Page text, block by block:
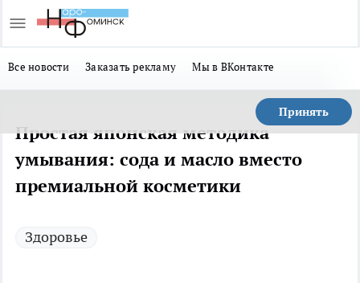
Все новости Заказать рекламу Мы в ВКонтакте
Принять
Простая японская методика
умывания: сода и масло вместо
премиальной косметики
Здоровье